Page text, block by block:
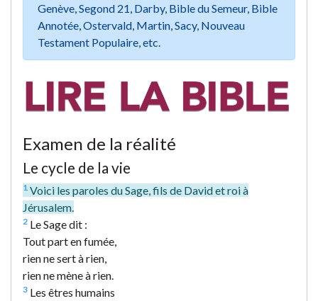
Genève, Segond 21, Darby, Bible du Semeur, Bible
Annotée, Ostervald, Martin, Sacy, Nouveau
Testament Populaire, etc.
Examen de la réalité
Le cycle de la vie
1 Voici les paroles du Sage, fils de David et roi à
Jérusalem.
2 Le Sage dit :
Tout part en fumée,
rien ne sert à rien,
rien ne mène à rien.
3 Les êtres humains